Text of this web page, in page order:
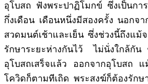
อุโบสถ ฟังพระปาฏิโมกข์ ซึ่งเป็นกา
กึ่งเดือน เดือนหนึ่งมีสองครั้ง นอกจ
สวดมนต์เช้าและเย็น ซึ่งช่วงนี้ถึงแม้
รักษาระยะห่างกันไว้ ไม่นั่งใกล้กัน
อุโบสถเสร็จแล้ว ออกจากอุโบสถ แ
โควิดก็ตามทีเถิด พระสงฆ์ก็ต้องรักษ